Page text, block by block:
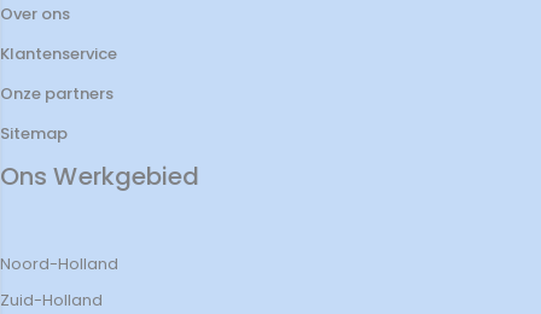
Over ons
Klantenservice
Onze partners
Sitemap
Ons Werkgebied
Noord-Holland
Zuid-Holland